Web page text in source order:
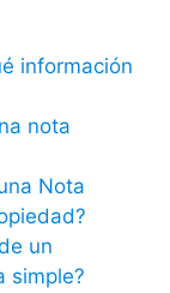
información
nota
Nota
un
simple?